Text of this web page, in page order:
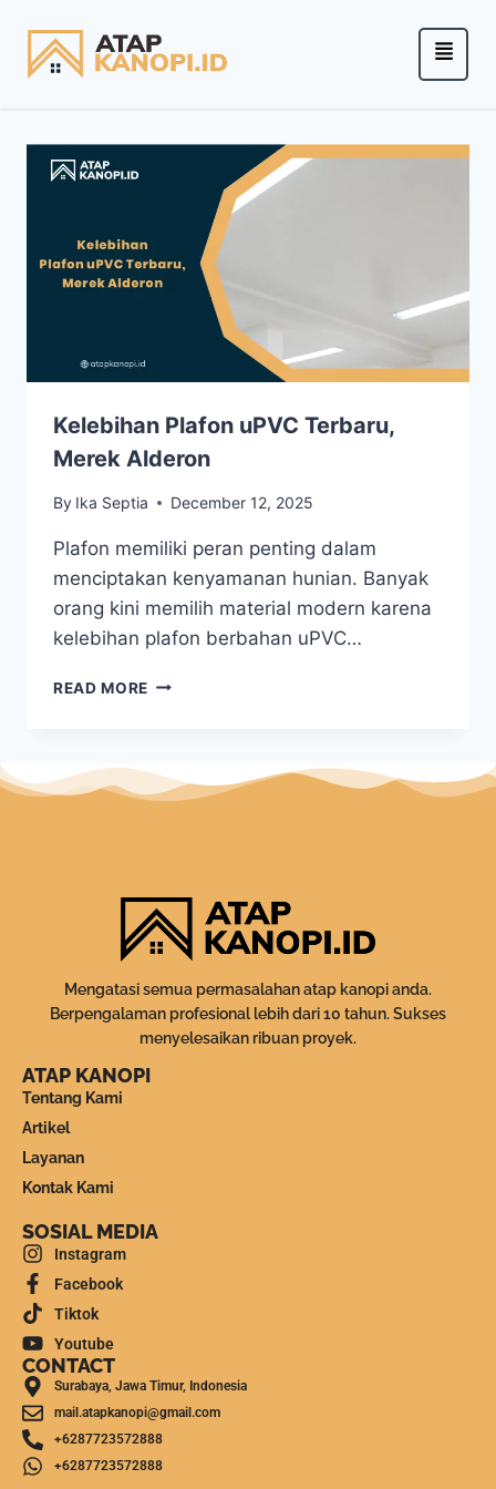
Kelebihan Plafon uPVC Terbaru,
Merek Alderon
By Ika Septia December 12, 2025
Plafon memiliki peran penting dalam
menciptakan kenyamanan hunian. Banyak
orang kini memilih material modern karena
kelebihan plafon berbahan uPVC…
READ MORE
Mengatasi semua permasalahan atap kanopi anda.
Berpengalaman profesional lebih dari 10 tahun. Sukses
menyelesaikan ribuan proyek.
ATAP KANOPI
Tentang Kami
Artikel
Layanan
Kontak Kami
SOSIAL MEDIA
Instagram
Facebook
Tiktok
Youtube
CONTACT
Surabaya, Jawa Timur, Indonesia
mail.atapkanopi@gmail.com
+6287723572888
+6287723572888